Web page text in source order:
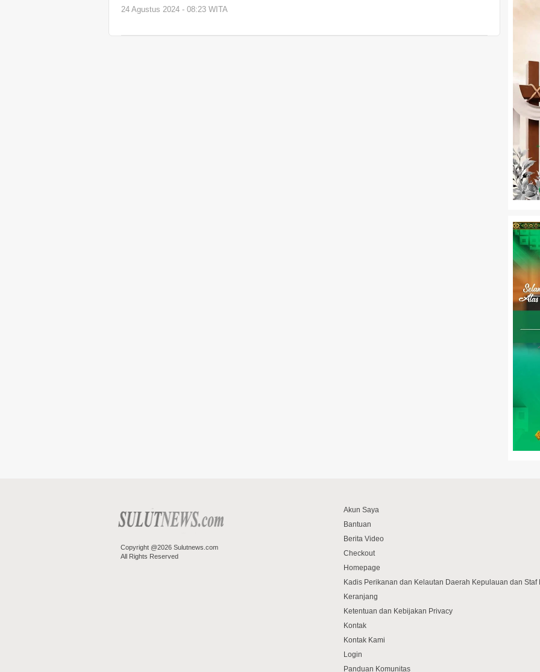
24 Agustus 2024 - 08:23 WITA
Copyright @2026 Sulutnews.com
All Rights Reserved
Akun Saya
Bantuan
Berita Video
Checkout
Homepage
Kadis Perikanan dan Kelautan Daerah Kepulauan dan Staf
Keranjang
Ketentuan dan Kebijakan Privacy
Kontak
Kontak Kami
Login
Panduan Komunitas